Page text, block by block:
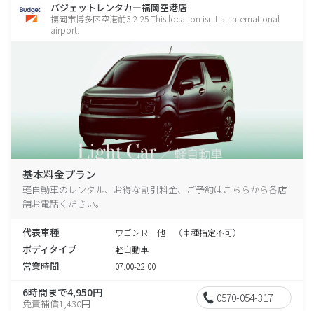
バジェットレンタカー福岡空港店
福岡市博多区空港前3-2-25 This location isn't at international
airport.
基本料金プラン
軽自動車のレンタル、お得な割引料金、ご予約はこちらから各店
舗お電話ください。
代表車種 ワゴンＲ 他 （車種指定不可）
ボディタイプ 軽自動車
営業時間 07:00-22:00
6時間まで4,950円
免責補償1,430円 0570-054-317